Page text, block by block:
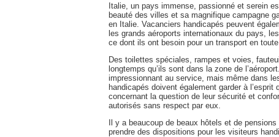
Italie, un pays immense, passionné et serein
beauté des villes et sa magnifique campagne
en Italie. Vacanciers handicapés peuvent
les grands aéroports internationaux du pays,
ce dont ils ont besoin pour un transport en
Des toilettes spéciales, rampes et voies,
longtemps qu’ils sont dans la zone de
impressionnant au service, mais même dans
handicapés doivent également garder à
concernant la question de leur sécurité et
autorisés sans respect par eux.
Il y a beaucoup de beaux hôtels et de
prendre des dispositions pour les visiteurs